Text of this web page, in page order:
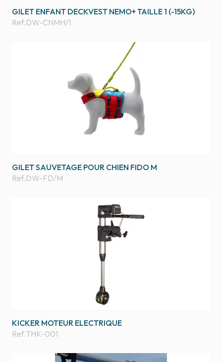
GILET ENFANT DECKVEST NEMO+ TAILLE 1 (-15KG)
Ref.DW-CNMH/1
GILET SAUVETAGE POUR CHIEN FIDO M
Ref.DW-FD/M
KICKER MOTEUR ELECTRIQUE
Ref.THK-001